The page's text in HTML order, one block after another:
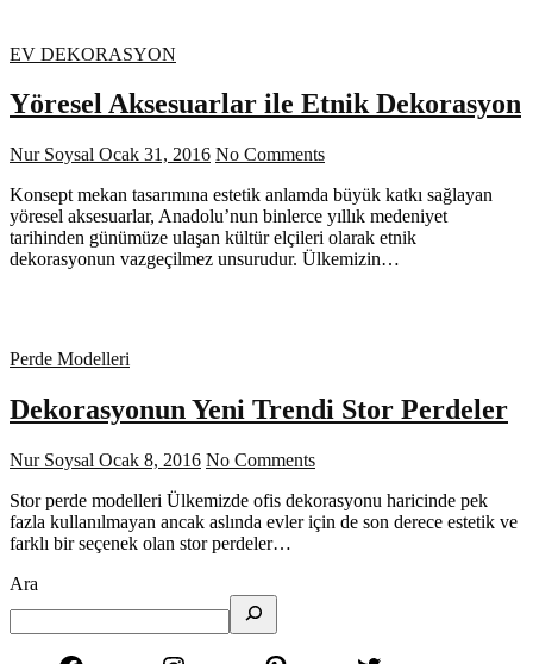
EV DEKORASYON
Yöresel Aksesuarlar ile Etnik Dekorasyon
Nur Soysal Ocak 31, 2016 No Comments
Konsept mekan tasarımına estetik anlamda büyük katkı sağlayan
yöresel aksesuarlar, Anadolu’nun binlerce yıllık medeniyet
tarihinden günümüze ulaşan kültür elçileri olarak etnik
dekorasyonun vazgeçilmez unsurudur. Ülkemizin…
Perde Modelleri
Dekorasyonun Yeni Trendi Stor Perdeler
Nur Soysal Ocak 8, 2016 No Comments
Stor perde modelleri Ülkemizde ofis dekorasyonu haricinde pek
fazla kullanılmayan ancak aslında evler için de son derece estetik ve
farklı bir seçenek olan stor perdeler…
Ara